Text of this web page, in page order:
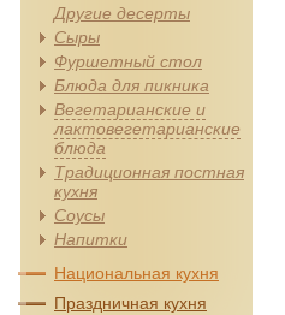
Другие десерты
Сыры
Фуршетный стол
Блюда для пикника
Вегетарианские и
лактовегетарианские
блюда
Традиционная постная
кухня
Соусы
Напитки
Национальная кухня
Праздничная кухня